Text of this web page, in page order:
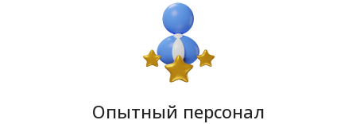
Опытный персонал